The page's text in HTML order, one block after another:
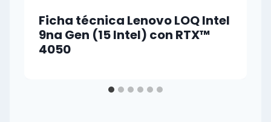
Ficha técnica Lenovo LOQ Intel
9na Gen (15 Intel) con RTX™
4050